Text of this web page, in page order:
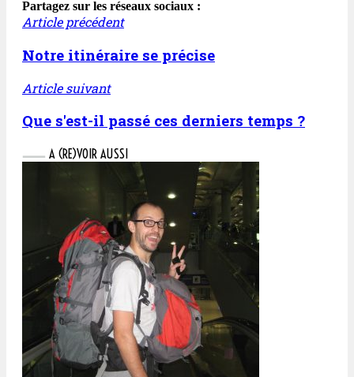
Partagez sur les réseaux sociaux :
Article précédent
Notre itinéraire se précise
Article suivant
Que s'est-il passé ces derniers temps ?
A (RE)VOIR AUSSI